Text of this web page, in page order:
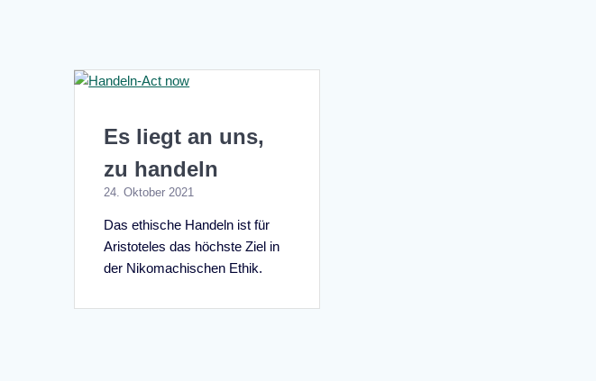
Es liegt an uns,
zu handeln
24. Oktober 2021
Das ethische Handeln ist für
Aristoteles das höchste Ziel in
der Nikomachischen Ethik.